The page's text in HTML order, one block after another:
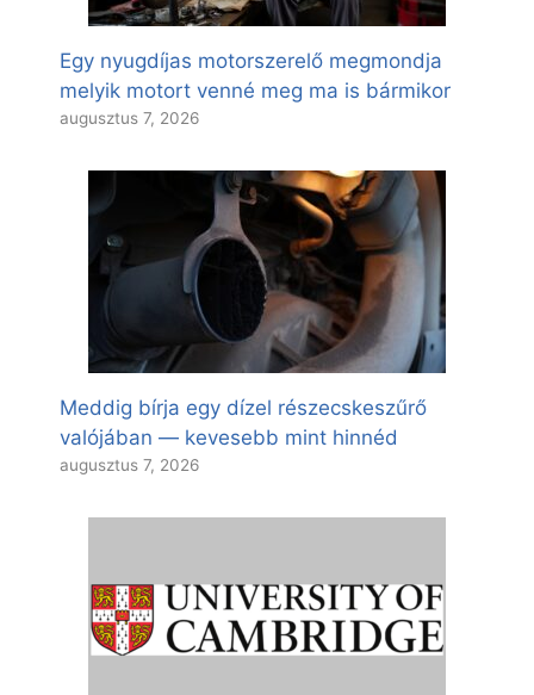
Egy nyugdíjas motorszerelő megmondja
melyik motort venné meg ma is bármikor
augusztus 7, 2026
Meddig bírja egy dízel részecskeszűrő
valójában — kevesebb mint hinnéd
augusztus 7, 2026